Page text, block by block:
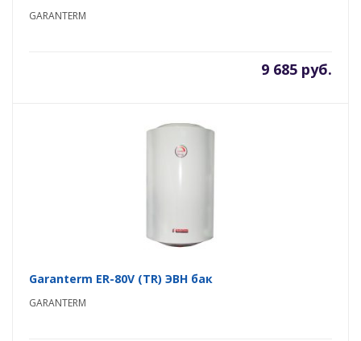
GARANTERM
9 685 руб.
Garanterm ER-80V (TR) ЭВН бак
GARANTERM